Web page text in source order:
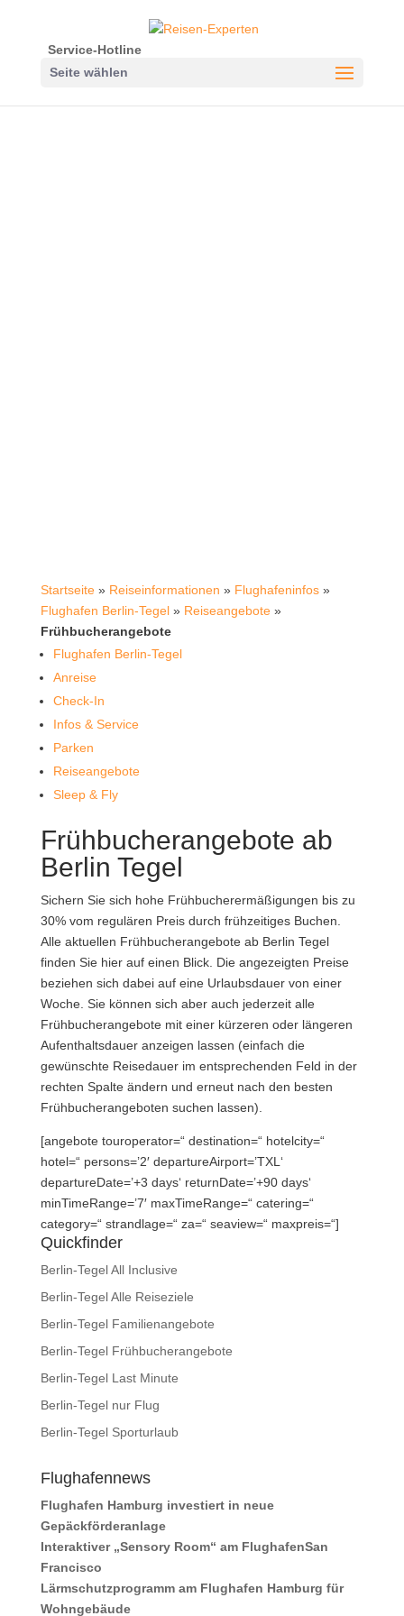
Service-Hotline
Seite wählen
Startseite» Reiseinformationen » Flughafeninfos»
Flughafen Berlin-Tegel» Reiseangebote»
Frühbucherangebote
Flughafen Berlin-Tegel
Anreise
Check-In
Infos & Service
Parken
Reiseangebote
Sleep & Fly
Frühbucherangebote ab
Berlin Tegel
Sichern Sie sich hohe Frühbucherermäßigungen bis zu
30% vom regulären Preis durch frühzeitiges Buchen.
Alle aktuellen Frühbucherangebote ab Berlin Tegel
finden Sie hier auf einen Blick. Die angezeigten Preise
beziehen sich dabei auf eine Urlaubsdauer von einer
Woche. Sie können sich aber auch jederzeit alle
Frühbucherangebote mit einer kürzeren oder längeren
Aufenthaltsdauer anzeigen lassen (einfach die
gewünschte Reisedauer im entsprechenden Feld in der
rechten Spalte ändern und erneut nach den besten
Frühbucherangeboten suchen lassen).
[angebote touroperator=“ destination=“ hotelcity=“
hotel=“ persons=’2′ departureAirport=’TXL‘
departureDate=’+3 days‘ returnDate=’+90 days‘
minTimeRange=’7′ maxTimeRange=“ catering=“
category=“ strandlage=“ za=“ seaview=“ maxpreis=“]
Quickfinder
Berlin-Tegel All Inclusive
Berlin-Tegel Alle Reiseziele
Berlin-Tegel Familienangebote
Berlin-Tegel Frühbucherangebote
Berlin-Tegel Last Minute
Berlin-Tegel nur Flug
Berlin-Tegel Sporturlaub
Flughafennews
Flughafen Hamburg investiert in neue
Gepäckförderanlage
Interaktiver „Sensory Room“ am FlughafenSan
Francisco
Lärmschutzprogramm am Flughafen Hamburg für
Wohngebäude